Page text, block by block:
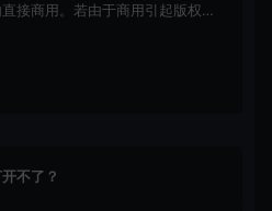
接商用。若由于商用引起版权纠
不了？